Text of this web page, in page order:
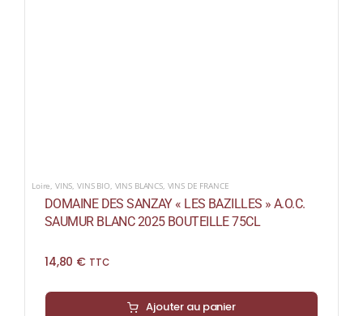
Loire, VINS,VINS BIO, VINS BLANCS, VINS DE FRANCE
DOMAINE DES SANZAY « LES BAZILLES » A.O.C.
SAUMUR BLANC 2025 BOUTEILLE 75CL
14,80 € TTC
Ajouter au panier